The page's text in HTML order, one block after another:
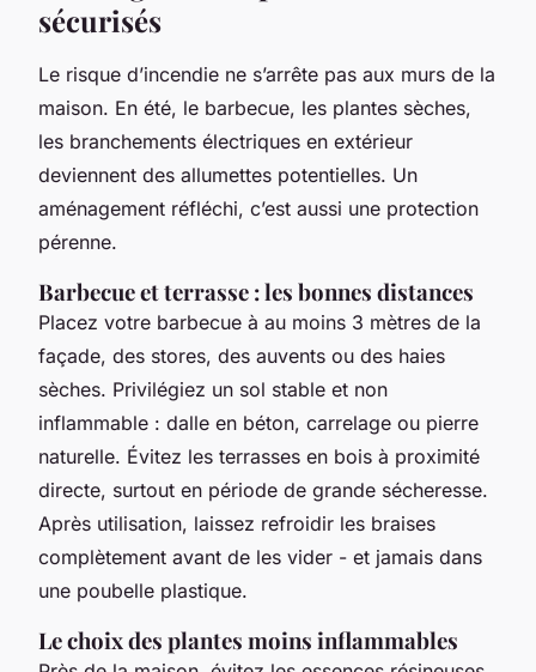
sécurisés
Le risque d’incendie ne s’arrête pas aux murs de la
maison. En été, le barbecue, les plantes sèches,
les branchements électriques en extérieur
deviennent des allumettes potentielles. Un
aménagement réfléchi, c’est aussi une protection
pérenne.
Barbecue et terrasse : les bonnes distances
Placez votre barbecue à au moins 3 mètres de la
façade, des stores, des auvents ou des haies
sèches. Privilégiez un sol stable et non
inflammable : dalle en béton, carrelage ou pierre
naturelle. Évitez les terrasses en bois à proximité
directe, surtout en période de grande sécheresse.
Après utilisation, laissez refroidir les braises
complètement avant de les vider - et jamais dans
une poubelle plastique.
Le choix des plantes moins inflammables